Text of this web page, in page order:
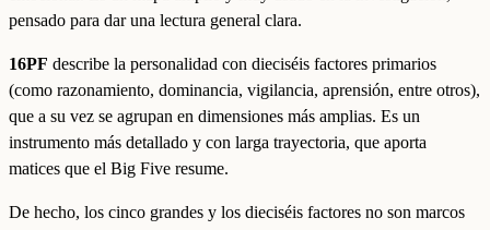
pensado para dar una lectura general clara.
16PF describe la personalidad con dieciséis factores primarios
(como razonamiento, dominancia, vigilancia, aprensión, entre otros),
que a su vez se agrupan en dimensiones más amplias. Es un
instrumento más detallado y con larga trayectoria, que aporta
matices que el Big Five resume.
De hecho, los cinco grandes y los dieciséis factores no son marcos